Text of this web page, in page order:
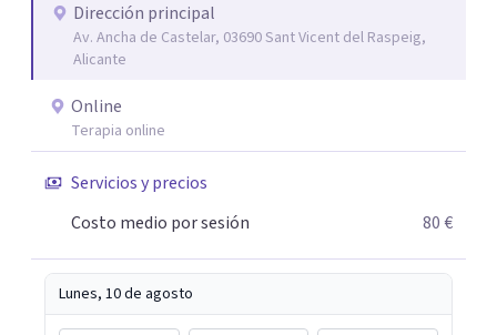
Dirección principal
Av. Ancha de Castelar, 03690 Sant Vicent del Raspeig,
Alicante
Online
Terapia online
Servicios y precios
Costo medio por sesión
80 €
Lunes, 10 de agosto